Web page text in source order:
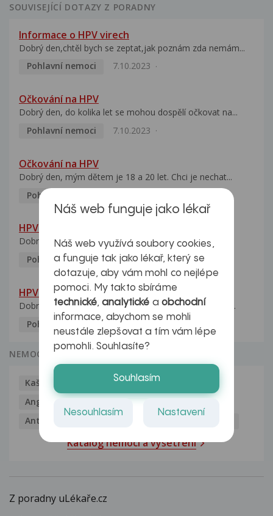
SOUVISEJÍCÍ DOTAZY Z PORADNY
Informace o HPV virech
Dobrý den,chtěl bych se zeptat,jak poznám zda nemám...
Pohlavní nemoci
7.10.2023
Očkování na HPV
Dobrý den, do kolika let se mohou dospělí očkovat na...
Pohlavní nemoci
7.10.2023
Očkování na HPV
Dobrý den, mým dětem je 18 a 20 let. Chci je nechat...
Pohlavní nemoci
HPV pozitivní manželka
Dobrý den, manželka po xx letech přivezla z Východu...
Pohlavní nemoci
5.10.2023
HPV typ 52 u partnerky
Dobrý deň prajem. Prosím Vás ako sa dá vyliečiť vírus...
Pohlavní nemoci
5.10.2023
NEMOCI
Kašel Alkoholismus
Angína
Antibiotika
Antidepresiva
Antihistaminika
Katalog nemocí a vyšetření
Z poradny uLékaře.cz
Náš web funguje jako lékař
Náš web využívá soubory cookies,
a funguje tak jako lékař, který se
dotazuje, aby vám mohl co nejlépe
pomoci. My takto sbíráme
technické,analytické a obchodní
informace, abychom se mohli
neustále zlepšovat a tím vám lépe
pomohli. Souhlasíte?
Souhlasím
Nesouhlasím Nastavení